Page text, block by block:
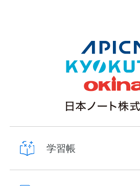
学習帳